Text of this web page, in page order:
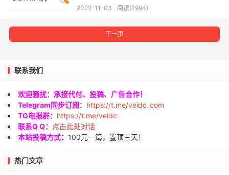
2022-11-03 阅读(2994)
下一页
联系我们
欢迎骚扰：承接代付、投稿、广告合作！
Telegram同步订阅： https://t.me/veidc_com
TG电报群： https://t.me/veidc
联系Q Q：
点击此处对话
本站投稿方式： 100元一篇，置顶三天！
热门文章